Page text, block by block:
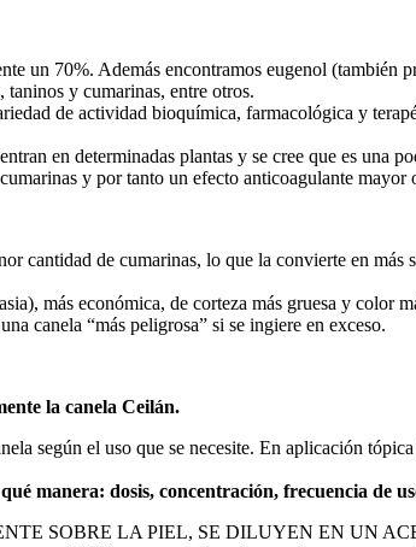
un 70%. Además encontramos eugenol (también
y cumarinas, entre otros.
de actividad bioquímica, farmacológica y
en determinadas plantas y se cree que es una
y por tanto un efecto anticoagulante mayor
cantidad de cumarinas, lo que la convierte en
más económica, de corteza más gruesa y color
canela “más peligrosa” si se ingiere en exceso.
la canela Ceilán.
según el uso que se necesite. En aplicación
manera: dosis, concentración, frecuencia de
SOBRE LA PIEL, SE DILUYEN EN UN